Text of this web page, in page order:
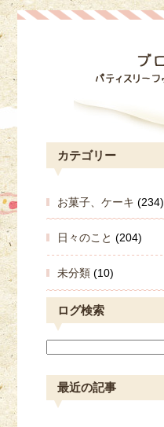
カテゴリー
お菓子、ケーキ (234)
日々のこと (204)
未分類 (10)
ログ検索
最近の記事